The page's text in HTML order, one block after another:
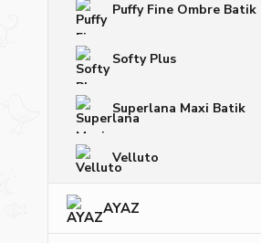
Puffy Fine Ombre Batik
Softy Plus
Superlana Maxi Batik
Velluto
AYAZ